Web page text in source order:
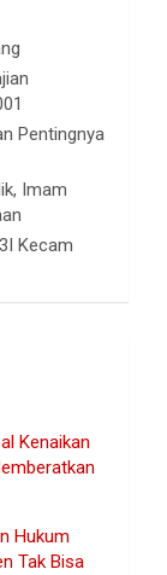
Pentingnya
Imam
Kecam
Kenaikan
Hukum
Tak Bisa